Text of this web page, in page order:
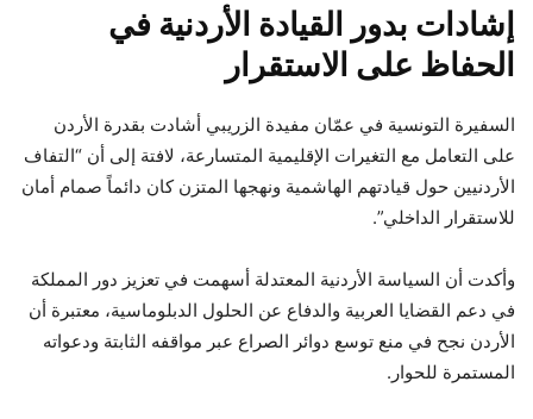
إشادات بدور القيادة الأردنية في
الحفاظ على الاستقرار
السفيرة التونسية في عمّان مفيدة الزريبي أشادت بقدرة الأردن
على التعامل مع التغيرات الإقليمية المتسارعة، لافتة إلى أن “التفاف
الأردنيين حول قيادتهم الهاشمية ونهجها المتزن كان دائماً صمام أمان
للاستقرار الداخلي”.
وأكدت أن السياسة الأردنية المعتدلة أسهمت في تعزيز دور المملكة
في دعم القضايا العربية والدفاع عن الحلول الدبلوماسية، معتبرة أن
الأردن نجح في منع توسع دوائر الصراع عبر مواقفه الثابتة ودعواته
المستمرة للحوار.